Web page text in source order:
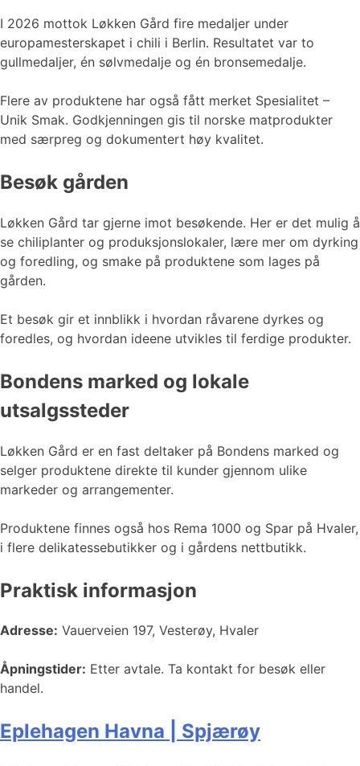
I 2026 mottok Løkken Gård fire medaljer under
europamesterskapet i chili i Berlin. Resultatet var to
gullmedaljer, én sølvmedalje og én bronsemedalje.
Flere av produktene har også fått merket Spesialitet –
Unik Smak. Godkjenningen gis til norske matprodukter
med særpreg og dokumentert høy kvalitet.
Besøk gården
Løkken Gård tar gjerne imot besøkende. Her er det mulig å
se chiliplanter og produksjonslokaler, lære mer om dyrking
og foredling, og smake på produktene som lages på
gården.
Et besøk gir et innblikk i hvordan råvarene dyrkes og
foredles, og hvordan ideene utvikles til ferdige produkter.
Bondens marked og lokale
utsalgssteder
Løkken Gård er en fast deltaker på Bondens marked og
selger produktene direkte til kunder gjennom ulike
markeder og arrangementer.
Produktene finnes også hos Rema 1000 og Spar på Hvaler,
i flere delikatessebutikker og i gårdens nettbutikk.
Praktisk informasjon
Adresse: Vauerveien 197, Vesterøy, Hvaler
Åpningstider: Etter avtale. Ta kontakt for besøk eller
handel.
Eplehagen Havna | Spjærøy